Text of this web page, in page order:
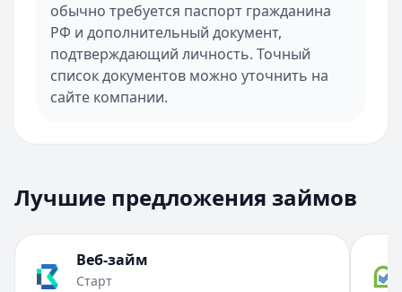
обычно требуется паспорт гражданина
РФ и дополнительный документ,
подтверждающий личность. Точный
список документов можно уточнить на
сайте компании.
Лучшие предложения займов
Веб-займ
Старт